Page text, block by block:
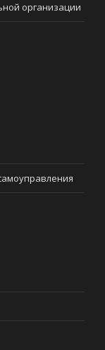
организации